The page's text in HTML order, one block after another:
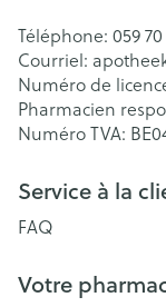
Téléphone: 059
Courriel:
Numéro de
Pharmacien
Numéro TVA:
Service à la
FAQ
Votre